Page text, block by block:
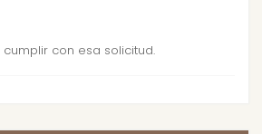
con esa solicitud.